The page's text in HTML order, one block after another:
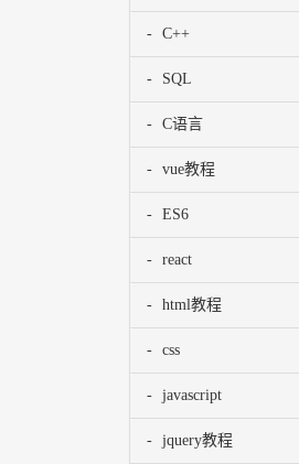
C++
SQL
C语言
vue教程
ES6
react
html教程
css
javascript
jquery教程